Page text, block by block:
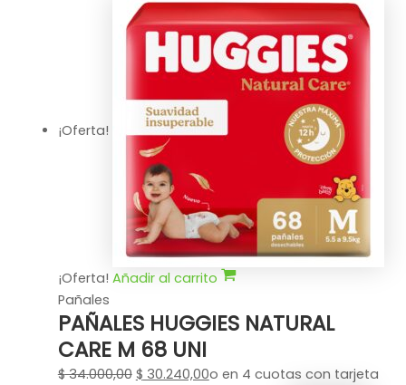
¡Oferta!
¡Oferta! Añadir al carrito
Pañales
PAÑALES HUGGIES NATURAL
CARE M 68 UNI
$34.000,00 $ 30.240,00o en 4 cuotas con tarjeta